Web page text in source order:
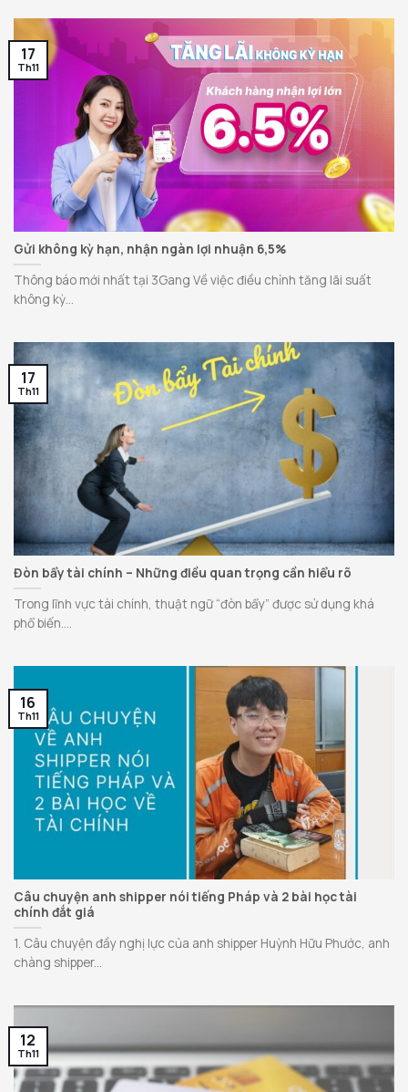
Gửi không kỳ hạn, nhận ngàn lợi nhuận 6,5%
Thông báo mới nhất tại 3Gang Về việc điều chỉnh tăng lãi suất
không kỳ...
17
Th11
Đòn bẩy tài chính – Những điều quan trọng cần hiểu rõ
Trong lĩnh vực tài chính, thuật ngữ “đòn bẩy” được sử dụng khá
phổ biến....
17
Th11
Câu chuyện anh shipper nói tiếng Pháp và 2 bài học tài
chính đắt giá
1. Câu chuyện đầy nghị lực của anh shipper Huỳnh Hữu Phước, anh
chàng shipper...
16
Th11
12
Th11